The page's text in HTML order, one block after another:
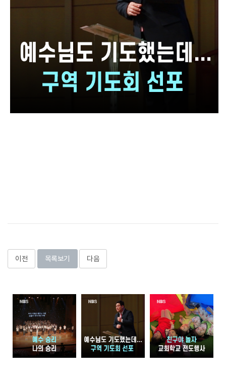
이전 목록보기 다음